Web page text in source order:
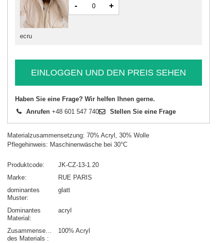
ecru
- +
EINLOGGEN UND DEN PREIS SEHEN
Haben Sie eine Frage? Wir helfen Ihnen gerne.
Anrufen +48 601 547 740 Stellen Sie eine Frage
Materialzusammensetzung: 70% Acryl, 30% Wolle
Pflegehinweis: Maschinenwäsche bei 30°C
Produktcode
JK-CZ-13-1.20
Marke
RUE PARIS
dominantes
Muster
glatt
Dominantes
Material
acryl
Zusammensetzung
des Materials
100% Acryl